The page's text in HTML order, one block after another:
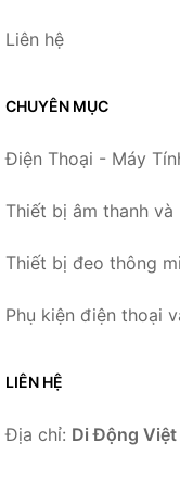
Liên hệ
CHUYÊN MỤC
Điện Thoại - Máy
Thiết bị âm thanh và
Thiết bị đeo thông
Phụ kiện điện thoại
LIÊN HỆ
Địa chỉ: Di Động Việt